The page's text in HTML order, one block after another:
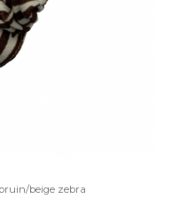
beige zebra